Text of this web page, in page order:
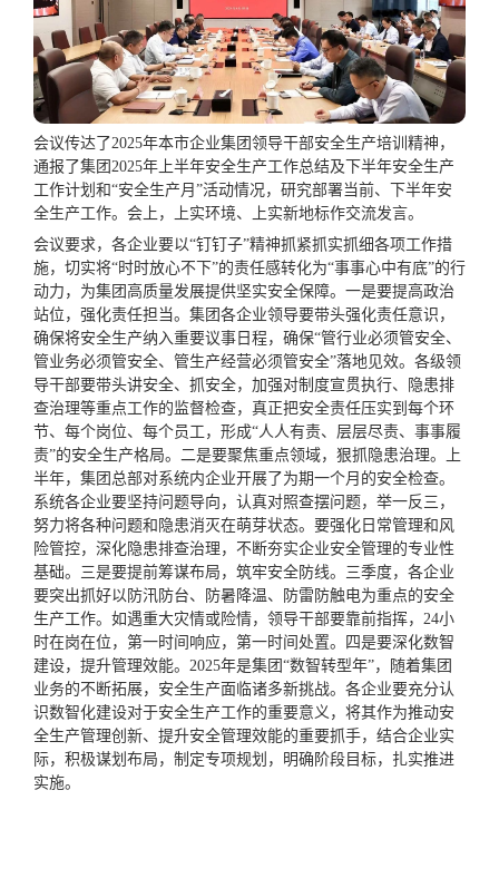
会议传达了2025年本市企业集团领导干部安全生产培训精神，
通报了集团2025年上半年安全生产工作总结及下半年安全生产
工作计划和“安全生产月”活动情况，研究部署当前、下半年安
全生产工作。会上，上实环境、上实新地标作交流发言。
会议要求，各企业要以“钉钉子”精神抓紧抓实抓细各项工作措
施，切实将“时时放心不下”的责任感转化为“事事心中有底”的行
动力，为集团高质量发展提供坚实安全保障。一是要提高政治
站位，强化责任担当。集团各企业领导要带头强化责任意识，
确保将安全生产纳入重要议事日程，确保“管行业必须管安全、
管业务必须管安全、管生产经营必须管安全”落地见效。各级领
导干部要带头讲安全、抓安全，加强对制度宣贯执行、隐患排
查治理等重点工作的监督检查，真正把安全责任压实到每个环
节、每个岗位、每个员工，形成“人人有责、层层尽责、事事履
责”的安全生产格局。二是要聚焦重点领域，狠抓隐患治理。上
半年，集团总部对系统内企业开展了为期一个月的安全检查。
系统各企业要坚持问题导向，认真对照查摆问题，举一反三，
努力将各种问题和隐患消灭在萌芽状态。要强化日常管理和风
险管控，深化隐患排查治理，不断夯实企业安全管理的专业性
基础。三是要提前筹谋布局，筑牢安全防线。三季度，各企业
要突出抓好以防汛防台、防暑降温、防雷防触电为重点的安全
生产工作。如遇重大灾情或险情，领导干部要靠前指挥，24小
时在岗在位， 第一时间响应， 第一时间处置。四是要深化数智
建设，提升管理效能。2025年是集团“数智转型年”，随着集团
业务的不断拓展，安全生产面临诸多新挑战。各企业要充分认
识数智化建设对于安全生产工作的重要意义，将其作为推动安
全生产管理创新、提升安全管理效能的重要抓手，结合企业实
际，积极谋划布局，制定专项规划，明确阶段目标，扎实推进
实施。